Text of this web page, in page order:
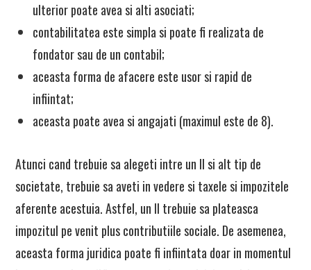
ulterior poate avea si alti asociati;
contabilitatea este simpla si poate fi realizata de
fondator sau de un contabil;
aceasta forma de afacere este usor si rapid de
infiintat;
aceasta poate avea si angajati (maximul este de 8).
Atunci cand trebuie sa alegeti intre un II si alt tip de
societate, trebuie sa aveti in vedere si taxele si impozitele
aferente acestuia. Astfel, un II trebuie sa plateasca
impozitul pe venit plus contributiile sociale. De asemenea,
aceasta forma juridica poate fi infiintata doar in momentul